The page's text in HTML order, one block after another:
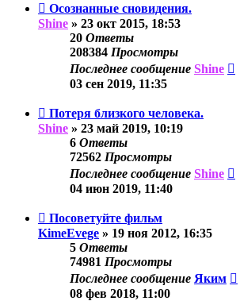
Осознанные сновидения.
Shine » 23 окт 2015, 18:53
20 Ответы
208384 Просмотры
Последнее сообщение Shine
03 сен 2019, 11:35
Потеря близкого человека.
Shine » 23 май 2019, 10:19
6 Ответы
72562 Просмотры
Последнее сообщение Shine
04 июн 2019, 11:40
Посоветуйте фильм
KimeEvege » 19 ноя 2012, 16:35
5 Ответы
74981 Просмотры
Последнее сообщение Яким
08 фев 2018, 11:00